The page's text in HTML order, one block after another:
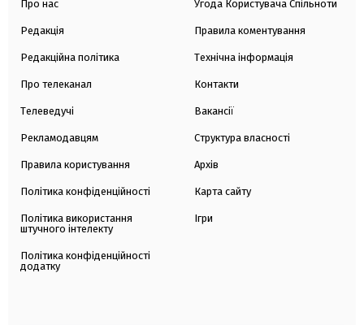
Про нас
Редакція
Редакційна політика
Про телеканал
Телеведучі
Рекламодавцям
Правила користування
Політика конфіденційності
Політика використання
штучного інтелекту
Політика конфіденційності
додатку
Угода Користувача Спільноти
Правила коментування
Технічна інформація
Контакти
Вакансії
Структура власності
Архів
Карта сайту
Ігри